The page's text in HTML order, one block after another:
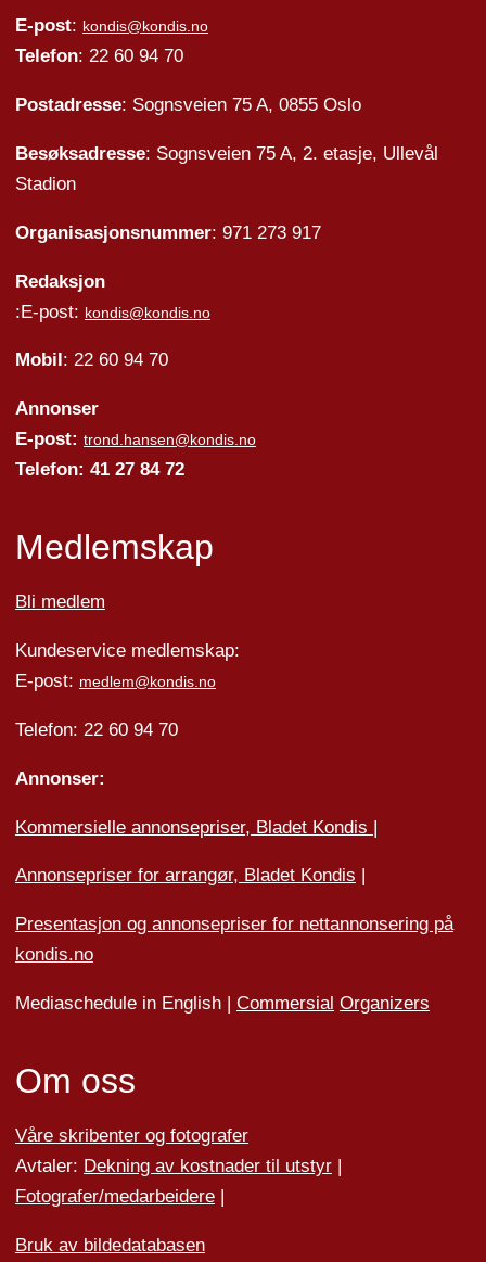
E-post: kondis@kondis.no
Telefon: 22 60 94 70
Postadresse: Sognsveien 75 A, 0855 Oslo
Besøksadresse: Sognsveien 75 A, 2. etasje, Ullevål
Stadion
Organisasjonsnummer: 971 273 917
Redaksjon
:E-post: kondis@kondis.no
Mobil : 22 60 94 70
Annonser
E-post: trond.hansen@kondis.no
Telefon: 41 27 84 72
Medlemskap
Bli medlem
Kundeservice medlemskap:
E-post: medlem@kondis.no
Telefon: 22 60 94 70
Annonser:
Kommersielle annonsepriser, Bladet Kondis |
Annonsepriser for arrangør, Bladet Kondis
Presentasjon og annonsepriser for nettannonsering på
kondis.no
Mediaschedule in English | Commersial Organizers
Om oss
Våre skribenter og fotografer
Avtaler: Dekning av kostnader til utstyr|
Fotografer/medarbeidere|
Bruk av bildedatabasen